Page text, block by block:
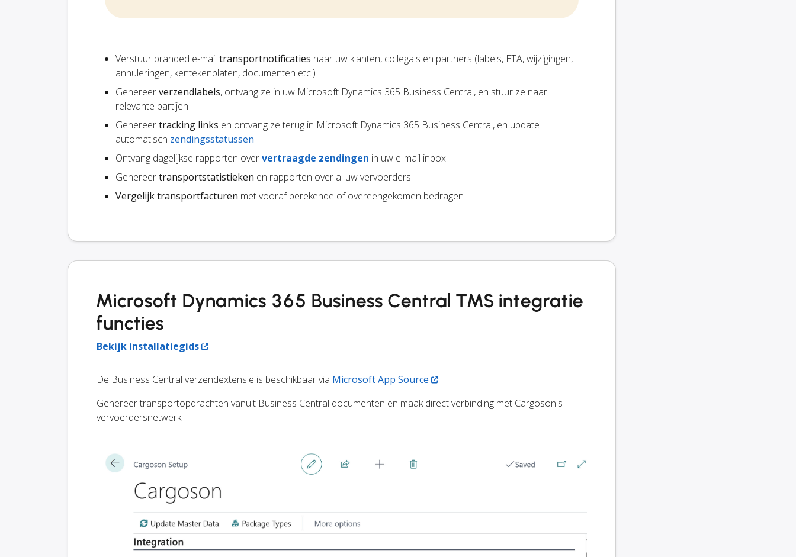
Verstuur branded e-mail transportnotificaties naar uw klanten, collega's en partners (labels, ETA, wijzigingen,
annuleringen, kentekenplaten, documenten etc.)
Genereerverzendlabels, ontvang ze in uw Microsoft Dynamics 365 Business Central, en stuur ze naar
relevante partijen
Genereertracking links en ontvang ze terug in Microsoft Dynamics 365 Business Central, en update
automatisch zendingsstatussen
Ontvang dagelijkse rapporten oververtraagde zendingen in uw e-mail inbox
Genereertransportstatistieken en rapporten over al uw vervoerders
Vergelijk transportfacturen met vooraf berekende of overeengekomen bedragen
Microsoft Dynamics 365 Business Central TMS integratie
functies
Bekijk installatiegids
De Business Central verzendextensie is beschikbaar via Microsoft App Source
.
Genereer transportopdrachten vanuit Business Central documenten en maak direct verbinding met Cargoson's
vervoerdersnetwerk.